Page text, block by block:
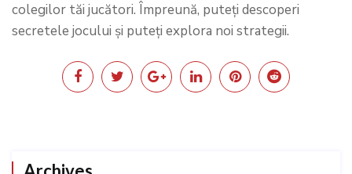
colegilor tăi jucători. Împreună, puteți descoperi
secretele jocului și puteți explora noi strategii.